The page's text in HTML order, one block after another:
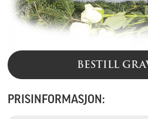
BESTILL
PRISINFORMASJON: